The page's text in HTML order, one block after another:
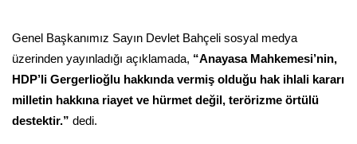
Genel Başkanımız Sayın Devlet Bahçeli sosyal medya
üzerinden yayınladığı açıklamada, “Anayasa Mahkemesi’nin,
HDP’li Gergerlioğlu hakkında vermiş olduğu hak ihlali kararı
milletin hakkına riayet ve hürmet değil, terörizme örtülü
destektir.” dedi.